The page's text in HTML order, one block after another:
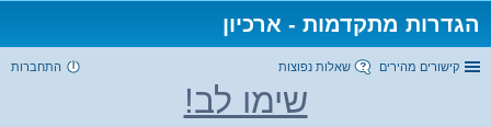
הגדרות מתקדמות - ארכיון
קישורים מהירים שאלות נפוצות התחברות
שימו לב!